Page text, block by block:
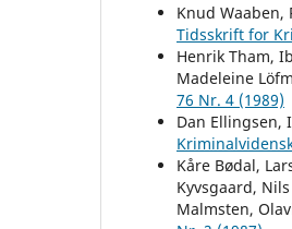
Knud Waaben,
Tidsskrift for
Henrik Tham,
Madeleine
76 Nr. 4 (1989)
Dan Ellingsen,
Kåre Bødal,
Kyvsgaard,
Malmsten,